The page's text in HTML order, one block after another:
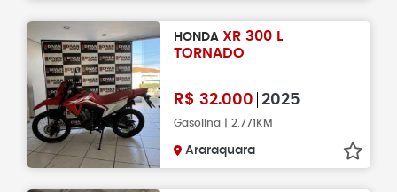
HONDA XR 300 L
TORNADO
R$ 32.000 2025
Gasolina | 2.771KM
Araraquara